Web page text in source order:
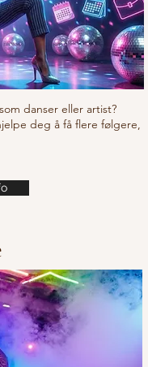
danser eller artist?
deg å få flere følgere,